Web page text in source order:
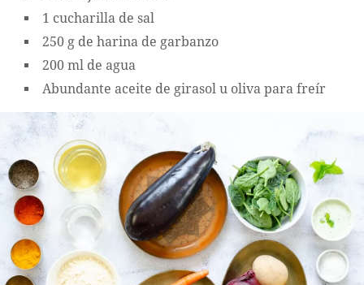
1 cucharilla de sal
250 g de harina de garbanzo
200 ml de agua
Abundante aceite de girasol u oliva para freír